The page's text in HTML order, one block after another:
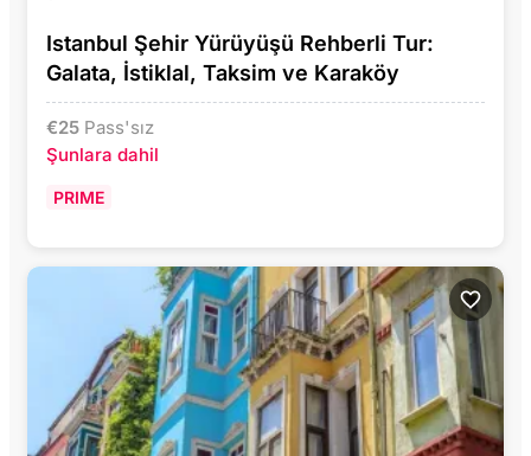
Istanbul Şehir Yürüyüşü Rehberli Tur:
Galata, İstiklal, Taksim ve Karaköy
€25 Pass'sız
Şunlara dahil
PRIME